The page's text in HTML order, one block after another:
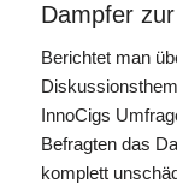
Dampfer
Berichtet man
InnoCigs
Befragten das
komplett